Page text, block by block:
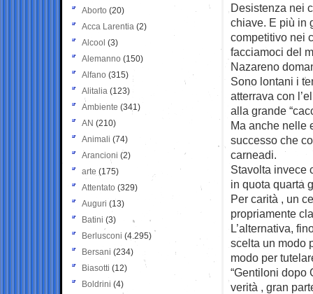
Desistenza nei
chiave. E più in
competitivo nei
facciamoci del
Nazareno
Sono lontani i
atterrava con
alla grande
Ma anche nelle
successo che
carneadi.
Stavolta invece
in quota quarta
Per carità , un
propriamente
L’alternativa,
scelta un modo
modo per
“Gentiloni dopo
verità , gran
Aborto (20)
Acca Larentia (2)
Alcool (3)
Alemanno (150)
Alfano (315)
Alitalia (123)
Ambiente (341)
AN (210)
Animali (74)
Arancioni (2)
arte (175)
Attentato (329)
Auguri (13)
Batini (3)
Berlusconi (4.295)
Bersani (234)
Biasotti (12)
Boldrini (4)